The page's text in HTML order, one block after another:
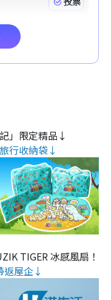
」限定精品↓
行收納袋↓
TIGER 冰感風扇！
返屋企↓